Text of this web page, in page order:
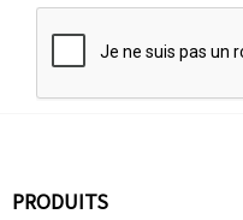
PRODUITS